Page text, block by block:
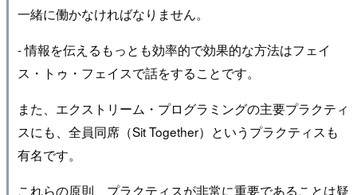
一緒に働かなければなりません。
- 情報を伝えるもっとも効率的で効果的な方法はフェイ
ス・トゥ・フェイスで話をすることです。
また、エクストリーム・プログラミングの主要プラクティ
スにも、全員同席（Sit Together）というプラクティスも
有名です。
これらの原則、プラクティスが非常に重要であることは疑